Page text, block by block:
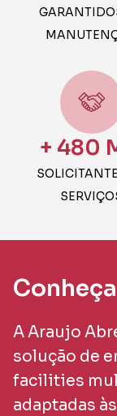
+ 480
A Araujo
solução de
facilities
adaptadas